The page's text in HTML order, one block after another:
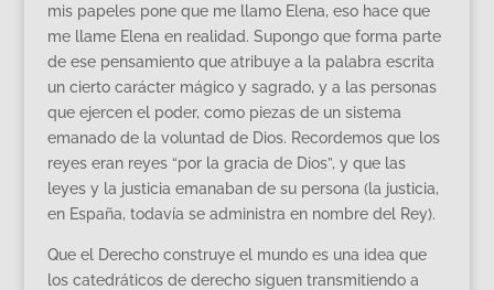
mis papeles pone que me llamo Elena, eso hace que
me llame Elena en realidad. Supongo que forma parte
de ese pensamiento que atribuye a la palabra escrita
un cierto carácter mágico y sagrado, y a las personas
que ejercen el poder, como piezas de un sistema
emanado de la voluntad de Dios. Recordemos que los
reyes eran reyes “por la gracia de Dios”, y que las
leyes y la justicia emanaban de su persona (la justicia,
en España, todavía se administra en nombre del Rey).
Que el Derecho construye el mundo es una idea que
los catedráticos de derecho siguen transmitiendo a